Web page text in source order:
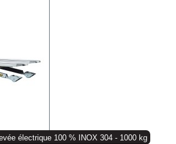
électrique 100 % INOX 304 - 1000 kg